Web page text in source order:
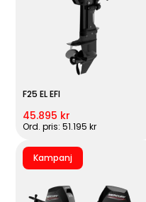
F25 EL EFI
45.895 kr
Ord. pris: 51.195 kr
Kampanj